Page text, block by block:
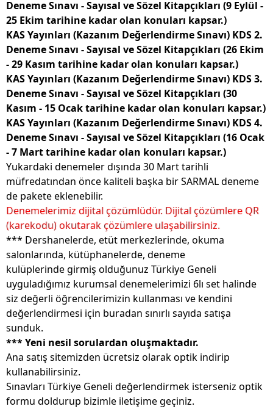
Deneme Sınavı - Sayısal ve Sözel Kitapçıkları (9 Eylül -
25 Ekim tarihine kadar olan konuları kapsar.)
KAS Yayınları (Kazanım Değerlendirme Sınavı) KDS 2.
Deneme Sınavı - Sayısal ve Sözel Kitapçıkları (26 Ekim
- 29 Kasım tarihine kadar olan konuları kapsar.)
KAS Yayınları (Kazanım Değerlendirme Sınavı) KDS 3.
Deneme Sınavı - Sayısal ve Sözel Kitapçıkları (30
Kasım - 15 Ocak tarihine kadar olan konuları kapsar.)
KAS Yayınları (Kazanım Değerlendirme Sınavı) KDS 4.
Deneme Sınavı - Sayısal ve Sözel Kitapçıkları (16 Ocak
- 7 Mart tarihine kadar olan konuları kapsar.)
Yukardaki denemeler dışında 30 Mart tarihli
müfredatından önce kaliteli başka bir SARMAL deneme
de pakete eklenebilir.
Denemelerimiz dijital çözümlüdür. Dijital çözümlere QR
(karekodu) okutarak çözümlere ulaşabilirsiniz.
*** Dershanelerde, etüt merkezlerinde, okuma
salonlarında, kütüphanelerde, deneme
kulüplerinde girmiş olduğunuz Türkiye Geneli
uyguladığımız kurumsal denemelerimizi 6lı set halinde
siz değerli öğrencilerimizin kullanması ve kendini
değerlendirmesi için buradan sınırlı sayıda satışa
sunduk.
*** Yeni nesil sorulardan oluşmaktadır.
Ana satış sitemizden ücretsiz olarak optik indirip
kullanabilirsiniz.
Sınavları Türkiye Geneli değerlendirmek isterseniz optik
formu doldurup bizimle iletişime geçiniz.